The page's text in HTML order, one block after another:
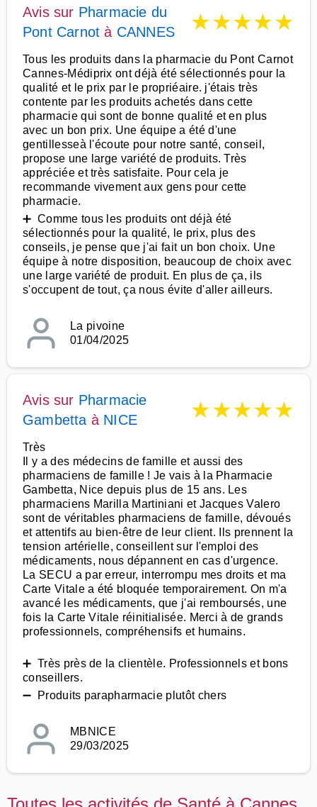
Avis sur Pharmacie du
Pont Carnot à CANNES ★★★★★
Tous les produits dans la pharmacie du Pont Carnot
Cannes-Médiprix ont déjà été sélectionnés pour la
qualité et le prix par le propriéaire. j'étais très
contente par les produits achetés dans cette
pharmacie qui sont de bonne qualité et en plus
avec un bon prix. Une équipe a été d'une
gentillesseà l'écoute pour notre santé, conseil,
propose une large variété de produits. Très
appréciée et très satisfaite. Pour cela je
recommande vivement aux gens pour cette
pharmacie.
➕ Comme tous les produits ont déjà été
sélectionnés pour la qualité, le prix, plus des
conseils, je pense que j'ai fait un bon choix. Une
équipe à notre disposition, beaucoup de choix avec
une large variété de produit. En plus de ça, ils
s'occupent de tout, ça nous évite d'aller ailleurs.
La pivoine
01/04/2025
Avis sur Pharmacie
Gambetta à NICE ★★★★★
Très
Il y a des médecins de famille et aussi des
pharmaciens de famille ! Je vais à la Pharmacie
Gambetta, Nice depuis plus de 15 ans. Les
pharmaciens Marilla Martiniani et Jacques Valero
sont de véritables pharmaciens de famille, dévoués
et attentifs au bien-être de leur client. Ils prennent la
tension artérielle, conseillent sur l'emploi des
médicaments, nous dépannent en cas d'urgence.
La SECU a par erreur, interrompu mes droits et ma
Carte Vitale a été bloquée temporairement. On m'a
avancé les médicaments, que j'ai remboursés, une
fois la Carte Vitale réinitialisée. Merci à de grands
professionnels, compréhensifs et humains.
➕ Très près de la clientèle. Professionnels et bons
conseillers.
➖ Produits parapharmacie plutôt chers
MBNICE
29/03/2025